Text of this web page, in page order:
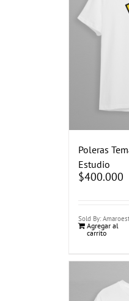
Poleras
Estudio
$400.000
Sold By:
Agregar al
carrito